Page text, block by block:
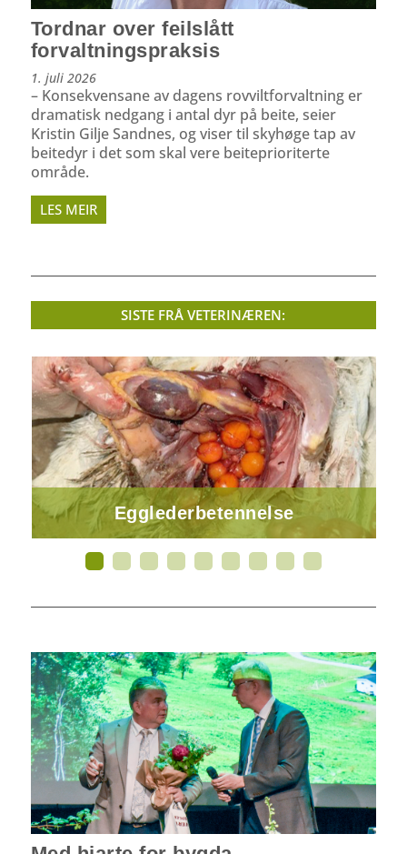
Tordnar over feilslått
forvaltningspraksis
1. juli 2026
– Konsekvensane av dagens rovviltforvaltning er
dramatisk nedgang i antal dyr på beite, seier
Kristin Gilje Sandnes, og viser til skyhøge tap av
beitedyr i det som skal vere beiteprioriterte
område.
LES MEIR
SISTE FRÅ VETERINÆREN:
Egglederbetennelse